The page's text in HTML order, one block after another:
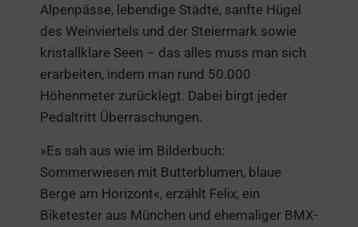
Alpenpässe, lebendige Städte, sanfte Hügel
des Weinviertels und der Steiermark sowie
kristallklare Seen – das alles muss man sich
erarbeiten, indem man rund 50.000
Höhenmeter zurücklegt. Dabei birgt jeder
Pedaltritt Überraschungen.
»Es sah aus wie im Bilderbuch:
Sommerwiesen mit Butterblumen, blaue
Berge am Horizont«, erzählt Felix, ein
Biketester aus München und ehemaliger BMX-